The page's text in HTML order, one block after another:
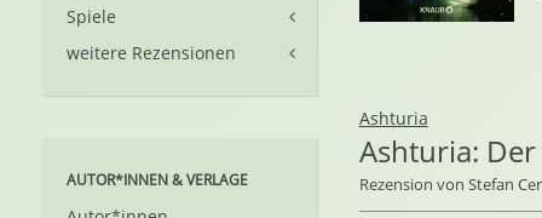
Ashturia
Ashturia:
Rezension von Stefan
Spiele
weitere Rezensionen
AUTOR*INNEN & VERLAGE